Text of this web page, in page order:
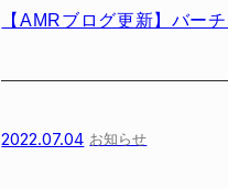
【AMRブログ更新】バー
2022.07.04 お知らせ